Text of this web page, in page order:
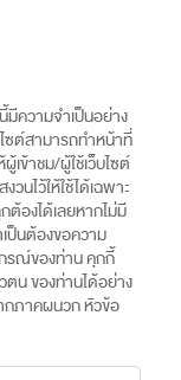
มีความจำเป็นอย่าง
ซต์สามารถทำหน้าที่
เข้าชม/ผู้ใช้เว็บไซต์
วนไว้ให้ใช้ได้เฉพาะ
ต้องได้เลยหากไม่มี
ป็นต้องขอความ
รณ์ของท่าน คุกกี้
ตน ของท่านได้อย่าง
กภาคผนวก หัวข้อ